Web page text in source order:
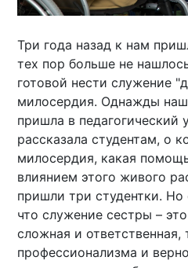
Три года назад к нам
тех пор больше не
готовой нести служение
милосердия. Однажды
пришла в педагогический
рассказала студентам, о
милосердия, какая
влиянием этого живого
пришли три студентки.
что служение сестры –
сложная и
профессионализма и